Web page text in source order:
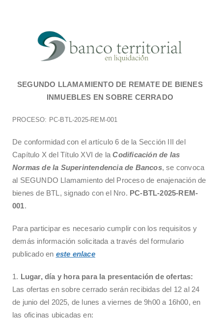
SEGUNDO LLAMAMIENTO DE REMATE DE BIENES
INMUEBLES EN SOBRE CERRADO
PROCESO: PC-BTL-2025-REM-001
De conformidad con el artículo 6 de la Sección III del
Capítulo X del Título XVI de laCodificación de las
Normas de la Superintendencia de Bancos, se convoca
al SEGUNDO Llamamiento del Proceso de enajenación de
bienes de BTL, signado con el Nro. PC-BTL-2025-REM-
001.
Para participar es necesario cumplir con los requisitos y
demás información solicitada a través del formulario
publicado en este enlace
1. Lugar, día y hora para la presentación de ofertas:
Las ofertas en sobre cerrado serán recibidas del 12 al 24
de junio del 2025, de lunes a viernes de 9h00 a 16h00, en
las oficinas ubicadas en: